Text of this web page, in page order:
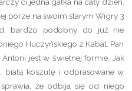
porze na swoim starym Wigry 3
bardzo podobny do już nie
Huczyńskiego z Kabat. Pan
jest w świetnej formie. Jak
białą koszulę i odprasowane w
że odbija się od niego